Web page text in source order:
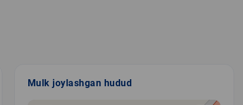
Mulk joylashgan hudud